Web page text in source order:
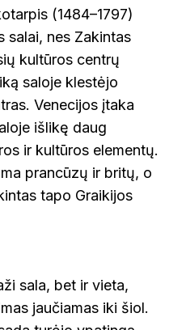
(1484–1797)
salai, nes Zakintas
kultūros centrų
saloje klestėjo
Venecijos įtaka
išlikę daug
ir kultūros elementų.
prancūzų ir britų, o
tapo Graikijos
sala, bet ir vieta,
jaučiamas iki šiol.